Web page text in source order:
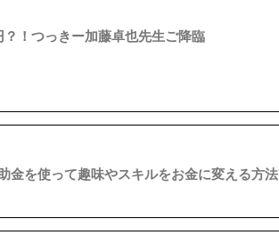
？！つっきー加藤卓也先生ご降臨
金を使って趣味やスキルをお金に変える方法